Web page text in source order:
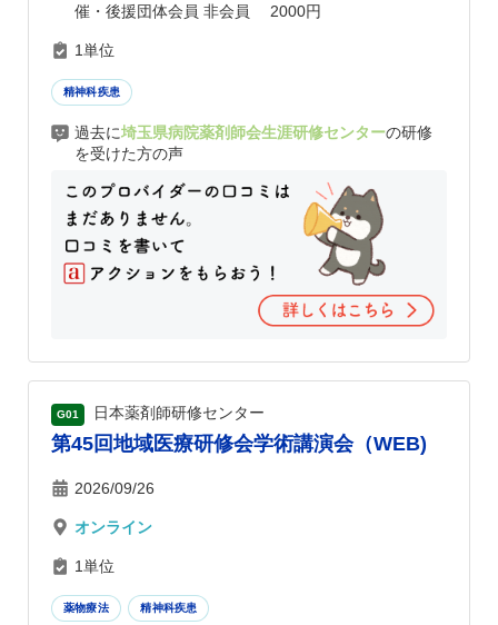
催・後援団体会員 非会員 2000円
1単位
精神科疾患
過去に埼玉県病院薬剤師会生涯研修センターの研修
を受けた方の声
G01 日本薬剤師研修センター
第45回地域医療研修会学術講演会（WEB)
2026/09/26
オンライン
1単位
薬物療法 精神科疾患